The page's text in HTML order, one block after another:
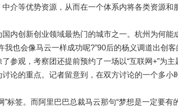
介等优势资源，从而在一个体系内将各类资源和
内创新创业领域最热门的城市之一。杭州为何能
我也会像马云一样成功呢?”90后的杨义调道出创
参观，考察团还提前预约了一场以“互联网+”为
论的重点。记者留意到，在双方讨论的一个多
”标签。而阿里巴巴总裁马云那句“梦想是一定要